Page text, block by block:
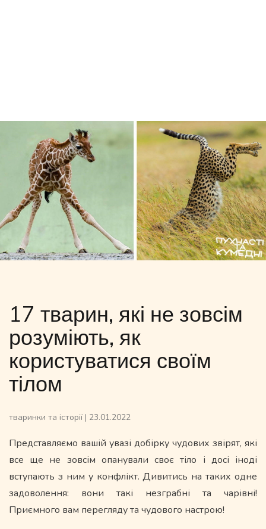
17 тварин, які не зовсім
розуміють, як
користуватися своїм
тілом
тваринки та історії | 23.01.2022
Представляємо вашій увазі добірку чудових звірят, які
все ще не зовсім опанували своє тіло і досі іноді
вступають з ним у конфлікт. Дивитись на таких одне
задоволення: вони такі незграбні та чарівні!
Приємного вам перегляду та чудового настрою!